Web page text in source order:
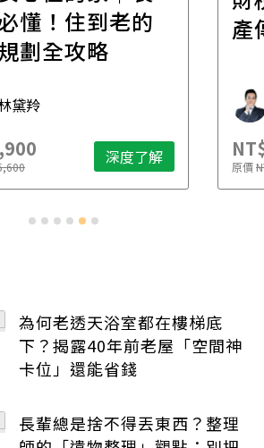
懂！住到老的
劃全攻略
黛羚
深度了解
產
原價
為何老透天浴室都在樓梯底
下？揭露40年前老屋「空間神
卡位」還能省錢
長輩總是捨不得丟東西？整理